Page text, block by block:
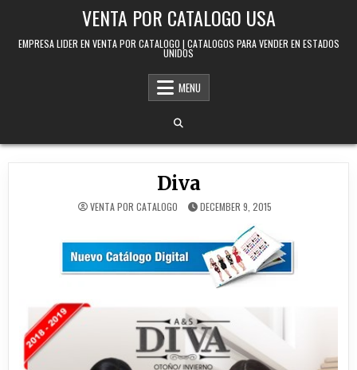
VENTA POR CATALOGO USA
EMPRESA LIDER EN VENTA POR CATALOGO | CATALOGOS PARA VENDER EN ESTADOS
UNIDOS
MENU
Diva
VENTA POR CATALOGO DECEMBER 9, 2015